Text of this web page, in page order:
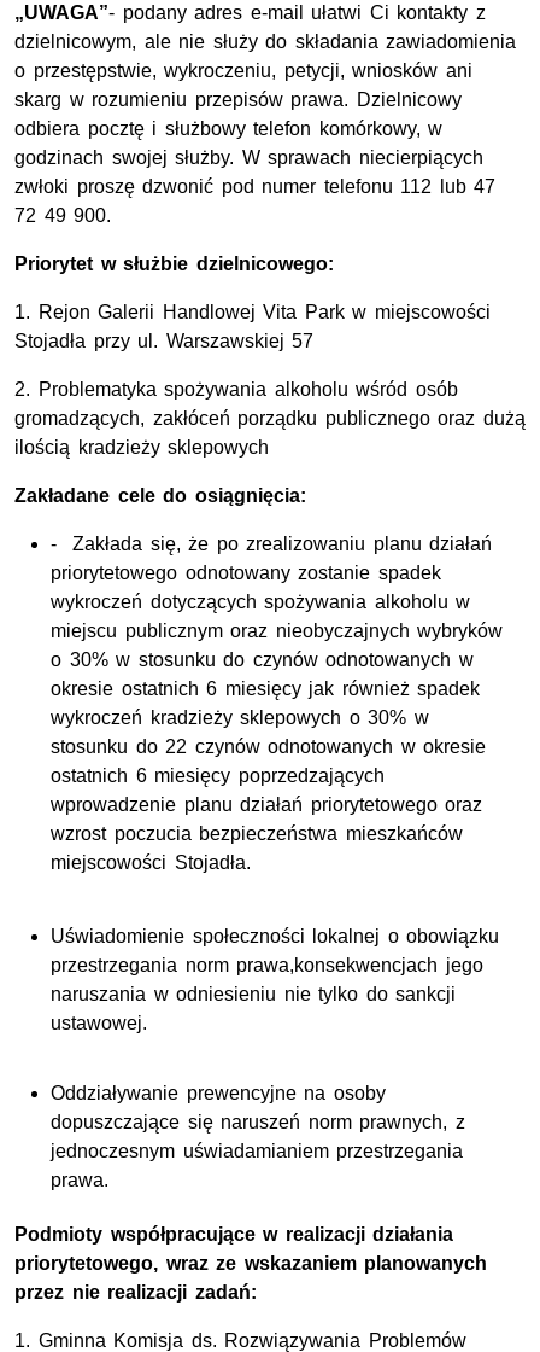
„UWAGA”- podany adres e-mail ułatwi Ci kontakty z
dzielnicowym, ale nie służy do składania zawiadomienia
o przestępstwie, wykroczeniu, petycji, wniosków ani
skarg w rozumieniu przepisów prawa. Dzielnicowy
odbiera pocztę i służbowy telefon komórkowy, w
godzinach swojej służby. W sprawach niecierpiących
zwłoki proszę dzwonić pod numer telefonu 112 lub 47
72 49 900.
Priorytet w służbie dzielnicowego:
1. Rejon Galerii Handlowej Vita Park w miejscowości
Stojadła przy ul. Warszawskiej 57
2. Problematyka spożywania alkoholu wśród osób
gromadzących, zakłóceń porządku publicznego oraz dużą
ilością kradzieży sklepowych
Zakładane cele do osiągnięcia:
- Zakłada się, że po zrealizowaniu planu działań
priorytetowego odnotowany zostanie spadek
wykroczeń dotyczących spożywania alkoholu w
miejscu publicznym oraz nieobyczajnych wybryków
o 30% w stosunku do czynów odnotowanych w
okresie ostatnich 6 miesięcy jak również spadek
wykroczeń kradzieży sklepowych o 30% w
stosunku do 22 czynów odnotowanych w okresie
ostatnich 6 miesięcy poprzedzających
wprowadzenie planu działań priorytetowego oraz
wzrost poczucia bezpieczeństwa mieszkańców
miejscowości Stojadła.
Uświadomienie społeczności lokalnej o obowiązku
przestrzegania norm prawa,konsekwencjach jego
naruszania w odniesieniu nie tylko do sankcji
ustawowej.
Oddziaływanie prewencyjne na osoby
dopuszczające się naruszeń norm prawnych, z
jednoczesnym uświadamianiem przestrzegania
prawa.
Podmioty współpracujące w realizacji działania
priorytetowego, wraz ze wskazaniem planowanych
przez nie realizacji zadań:
1. Gminna Komisja ds. Rozwiązywania Problemów